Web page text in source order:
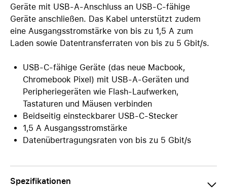
Geräte mit USB-A-Anschluss an USB-C-fähige
Geräte anschließen. Das Kabel unterstützt zudem
eine Ausgangsstromstärke von bis zu 1,5 A zum
Laden sowie Datentransferraten von bis zu 5 Gbit/s.
USB-C-fähige Geräte (das neue Macbook,
Chromebook Pixel) mit USB-A-Geräten und
Peripheriegeräten wie Flash-Laufwerken,
Tastaturen und Mäusen verbinden
Beidseitig einsteckbarer USB-C-Stecker
1,5 A Ausgangsstromstärke
Datenübertragungsraten von bis zu 5 Gbit/s
Spezifikationen